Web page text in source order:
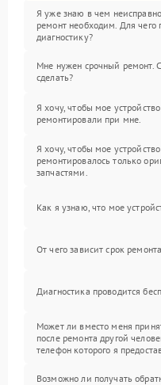
Я уже знаю в чем
ремонт необходим. Для чего
диагностику?
Мне нужен срочный ремонт.
сделать?
Я хочу, чтобы мое устройство
ремонтировали при мне.
Я хочу, чтобы мое устройство
ремонтировалось только
запчастями.
Как я узнаю, что мое
От чего зависит срок
Диагностика проводится
Может ли вместо меня
после ремонта другой
телефон которого я
Возможно ли получать